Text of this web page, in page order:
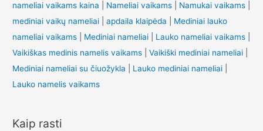
nameliai vaikams kaina
Nameliai vaikams Namukai vaikams
mediniai vaikų nameliai |apdaila klaipėda
Mediniai lauko
nameliai vaikams
Mediniai nameliai Lauko nameliai vaikams
Vaikiškas medinis namelis vaikams |Vaikiški mediniai nameliai
Mediniai nameliai su čiuožykla
Lauko mediniai nameliai
Lauko namelis vaikams
Kaip rasti